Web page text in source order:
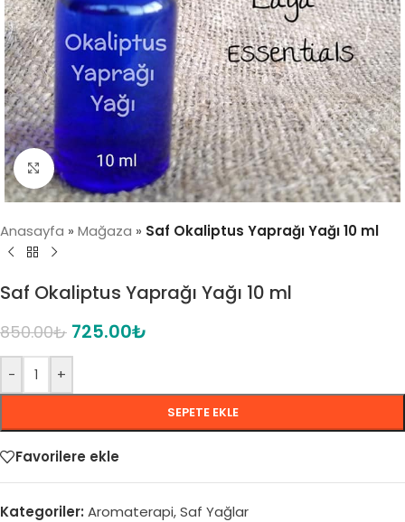
Click to enlarge
Anasayfa » Mağaza » Saf Okaliptus Yaprağı Yağı 10 ml
Saf Okaliptus Yaprağı Yağı 10 ml
850.00₺ 725.00₺
- +
SEPETE EKLE
Favorilere ekle
Kategoriler: Aromaterapi,Saf Yağlar